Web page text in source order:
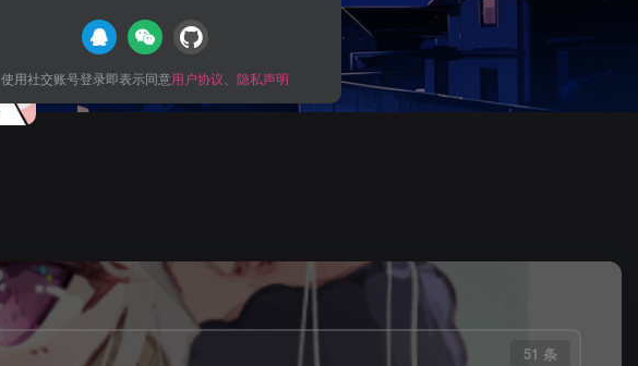
51 条
使用社交账号登录即表示同意用户协议 隐私声明